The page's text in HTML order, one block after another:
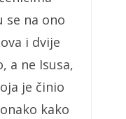
se na ono
i dvije
a ne Isusa,
je činio
kako